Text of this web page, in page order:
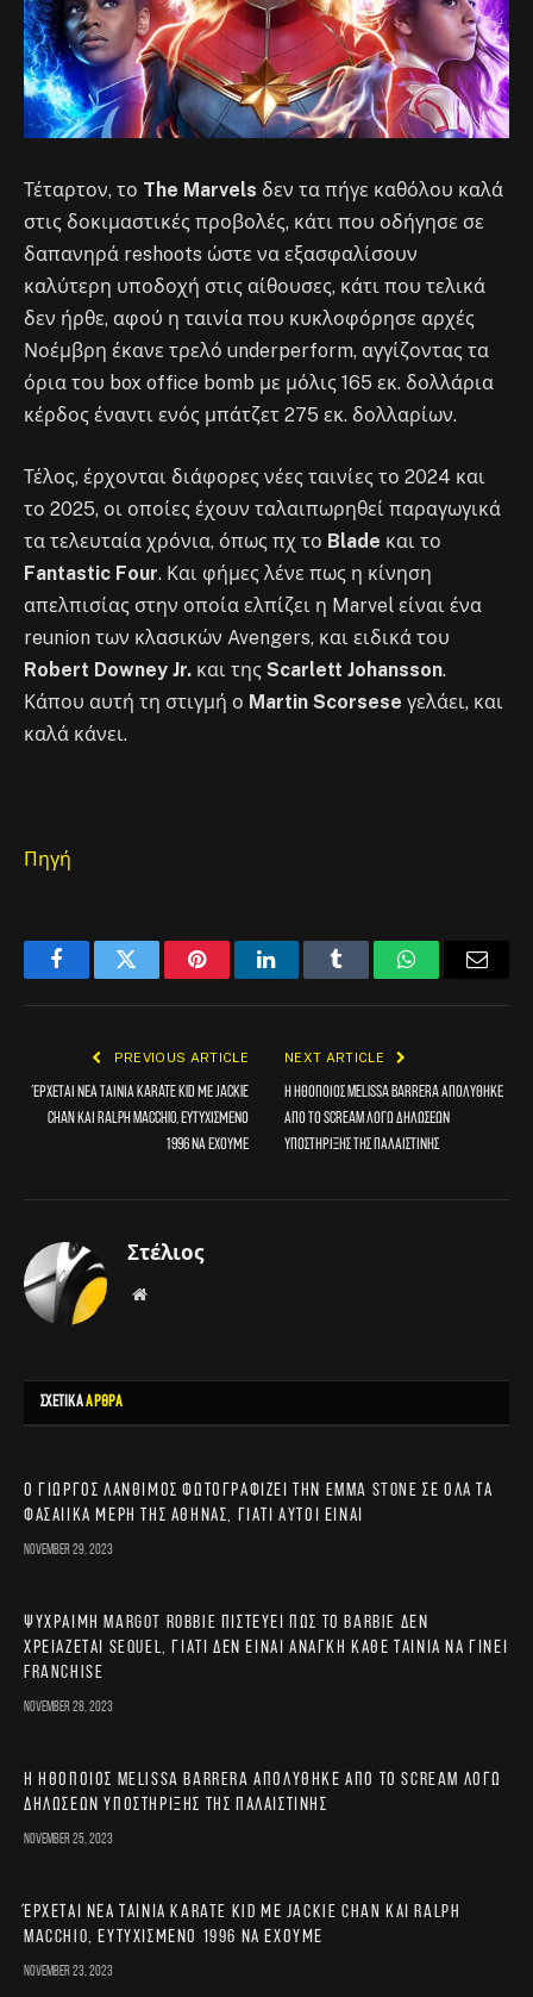
Τέταρτον, το The Marvels δεν τα πήγε καθόλου καλά
στις δοκιμαστικές προβολές, κάτι που οδήγησε σε
δαπανηρά reshoots ώστε να εξασφαλίσουν
καλύτερη υποδοχή στις αίθουσες, κάτι που τελικά
δεν ήρθε, αφού η ταινία που κυκλοφόρησε αρχές
Νοέμβρη έκανε τρελό underperform, αγγίζοντας τα
όρια του box office bomb με μόλις 165 εκ. δολλάρια
κέρδος έναντι ενός μπάτζετ 275 εκ. δολλαρίων.
Τέλος, έρχονται διάφορες νέες ταινίες το 2024 και
το 2025, οι οποίες έχουν ταλαιπωρηθεί παραγωγικά
τα τελευταία χρόνια, όπως πχ το Blade και το
Fantastic Four. Και φήμες λένε πως η κίνηση
απελπισίας στην οποία ελπίζει η Marvel είναι ένα
reunion των κλασικών Avengers, και ειδικά του
Robert Downey Jr. και της Scarlett Johansson.
Κάπου αυτή τη στιγμή ο Martin Scorsese γελάει, και
καλά κάνει.
Πηγή
FacebookTwitter PinterestLinkedInTumblr WhatsApp
PREVIOUS ARTICLE
Έρχεται νέα ταινία Karate Kid με Jackie
Chan και Ralph Macchio, ευτυχισμένο
1996 να έχουμε
NEXT ARTICLE
Η ηθοποιός Melissa Barrera απολύθηκε
από το Scream λόγω δηλώσεων
υποστήριξης της Παλαιστίνης
Στέλιος
Website
ΣΧΕΤΙΚΑΑΡΘΡΑ
Ο Γιώργος Λάνθιμος φωτογραφίζει την Emma Stone σε όλα τα
φασαίικα μέρη της Αθήνας, γιατί αυτοί είναι
November 29, 2023
Ψύχραιμη Margot Robbie πιστεύει πως το Barbie δεν
χρειάζεται sequel, γιατί δεν είναι ανάγκη κάθε ταινία να γίνει
franchise
November 28, 2023
Η ηθοποιός Melissa Barrera απολύθηκε από το Scream λόγω
δηλώσεων υποστήριξης της Παλαιστίνης
November 25, 2023
Έρχεται νέα ταινία Karate Kid με Jackie Chan και Ralph
Macchio, ευτυχισμένο 1996 να έχουμε
November 23, 2023